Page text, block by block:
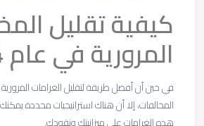
كيفية تقليل
المرورية في عام 2024؟
في حين أن أفضل طريقة لتقليل الغرامات
المخالفات، إلا أن هناك استراتيجيات محددة يمكنك